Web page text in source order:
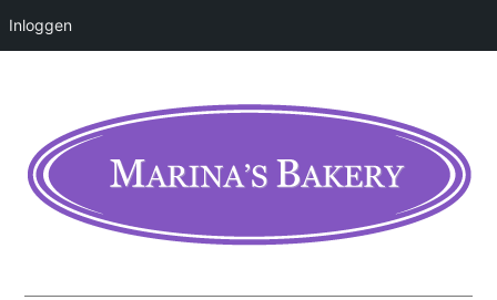
Inloggen